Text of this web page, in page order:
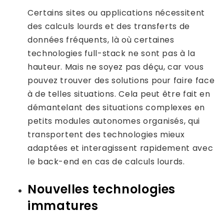
Certains sites ou applications nécessitent
des calculs lourds et des transferts de
données fréquents, là où certaines
technologies full-stack ne sont pas à la
hauteur. Mais ne soyez pas déçu, car vous
pouvez trouver des solutions pour faire face
à de telles situations. Cela peut être fait en
démantelant des situations complexes en
petits modules autonomes organisés, qui
transportent des technologies mieux
adaptées et interagissent rapidement avec
le back-end en cas de calculs lourds.
Nouvelles technologies
immatures